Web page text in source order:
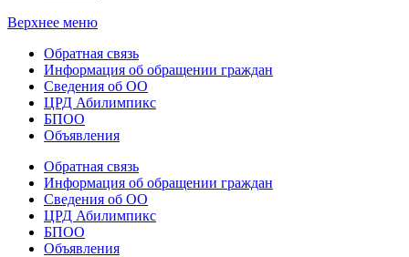
Верхнее меню
Обратная связь
Информация об обращении граждан
Сведения об ОО
ЦРД Абилимпикс
БПОО
Объявления
Обратная связь
Информация об обращении граждан
Сведения об ОО
ЦРД Абилимпикс
БПОО
Объявления